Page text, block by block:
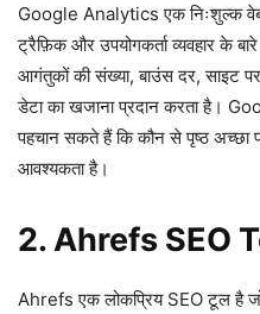
Google Analytics एक निःशुल्क
ट्रैफ़िक और उपयोगकर्ता व्यवहार के
आगंतुकों की संख्या, बाउंस दर, साइट
डेटा का खजाना प्रदान करता है।
पहचान सकते हैं कि कौन से पृष्ठ अच्छा
आवश्यकता है।
2. Ahrefs SEO
Ahrefs एक लोकप्रिय SEO टूल है